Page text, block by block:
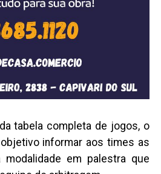
tabela completa de jogos, o
informar aos times as
modalidade em palestra que